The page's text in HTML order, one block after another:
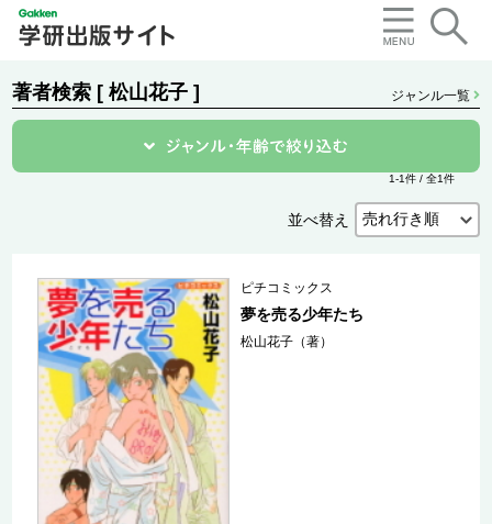
著者検索 [ 松山花子 ] ジャンル一覧
1-1件 / 全1件
並べ替え
ピチコミックス
夢を売る少年たち
松山花子（著）